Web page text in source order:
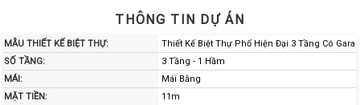
THÔNG TIN DỰ ÁN
MẪU THIẾT KẾ BIỆT THỰ:
Thiết Kế Biệt Thự Phố Hiện Đại 3 Tầng Có Gara
SỐ TẦNG:
3 Tầng - 1 Hầm
MÁI:
Mái Bằng
MẶT TIỀN:
11m